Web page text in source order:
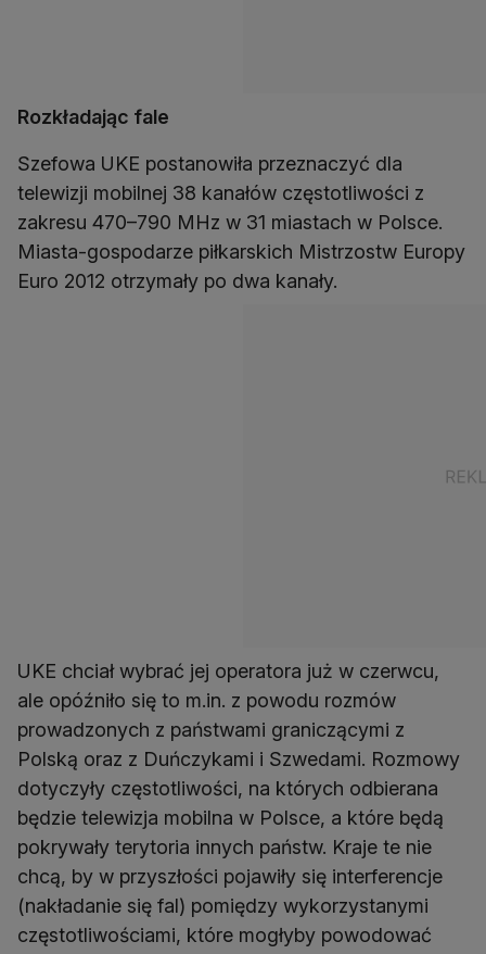
Rozkładając fale
Szefowa UKE postanowiła przeznaczyć dla
telewizji mobilnej 38 kanałów częstotliwości z
zakresu 470–790 MHz w 31 miastach w Polsce.
Miasta-gospodarze piłkarskich Mistrzostw Europy
Euro 2012 otrzymały po dwa kanały.
UKE chciał wybrać jej operatora już w czerwcu,
ale opóźniło się to m.in. z powodu rozmów
prowadzonych z państwami graniczącymi z
Polską oraz z Duńczykami i Szwedami. Rozmowy
dotyczyły częstotliwości, na których odbierana
będzie telewizja mobilna w Polsce, a które będą
pokrywały terytoria innych państw. Kraje te nie
chcą, by w przyszłości pojawiły się interferencje
(nakładanie się fal) pomiędzy wykorzystanymi
częstotliwościami, które mogłyby powodować